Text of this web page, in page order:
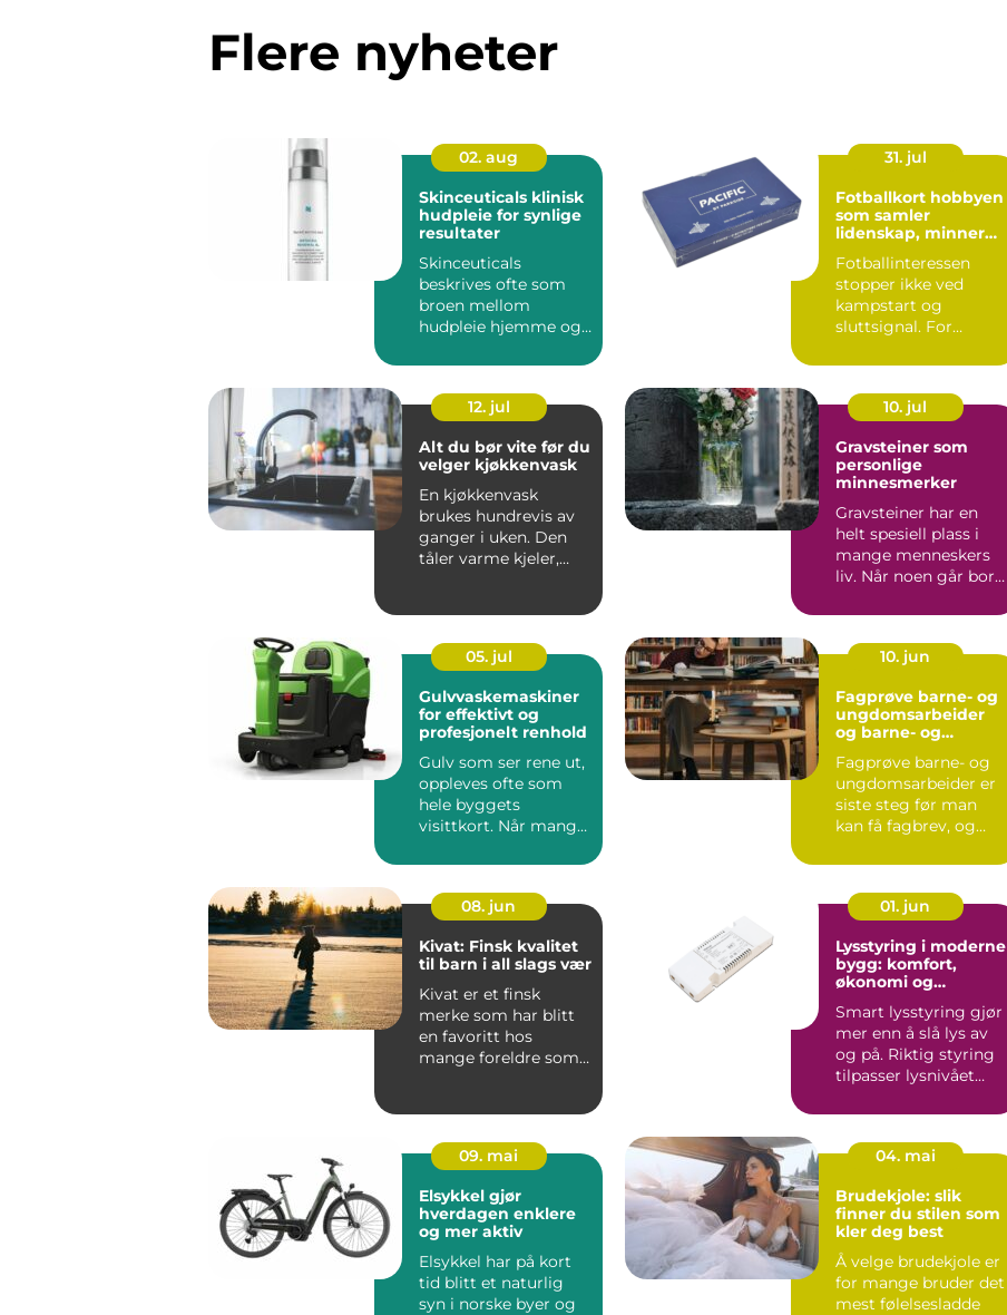
Flere nyheter
02. aug
Skinceuticals klinisk
hudpleie for synlige
resultater
Skinceuticals
beskrives ofte som
broen mellom
hudpleie hjemme og
Serien er ut...
31. jul
Fotballkort hobbyen
som samler
lidenskap, minner
Fotballinteressen
stopper ikke ved
kampstart og
sluttsignal. For
engasjementet i sa...
12. jul
Alt du bør vite før du
velger kjøkkenvask
En kjøkkenvask
brukes hundrevis av
ganger i uken. Den
tåler varme kjeler,
10. jul
Gravsteiner som
personlige
minnesmerker
Gravsteiner har en
helt spesiell plass i
mange menneskers
liv. Når noen går bort,
05. jul
Gulvvaskemaskiner
for effektivt og
profesjonelt renhold
Gulv som ser rene ut,
oppleves ofte som
hele byggets
visittkort. Når mange
gjennom ...
10. jun
Fagprøve barne- og
ungdomsarbeider
og barne- og
get VG – veien til
fagbrev
Fagprøve barne- og
ungdomsarbeider er
siste steg før man
kan få fagbrev, og
08. jun
Kivat: Finsk kvalitet
til barn i all slags vær
Kivat er et finsk
merke som har blitt
en favoritt hos
mange foreldre som
01. jun
Lysstyring i moderne
bygg: komfort,
økonomi og
Smart lysstyring gjør
mer enn å slå lys av
og på. Riktig styring
tilpasser lysnivået
09. mai
Elsykkel gjør
hverdagen enklere
og mer aktiv
Elsykkel har på kort
tid blitt et naturlig
syn i norske byer og
04. mai
Brudekjole: slik
finner du stilen som
kler deg best
Å velge brudekjole er
for mange bruder det
mest følelsesladde